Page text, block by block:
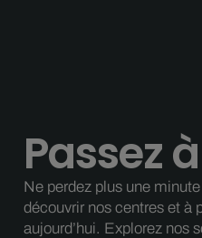
Passez
Ne perdez plus une
découvrir nos centres et à
aujourd’hui. Explorez nos